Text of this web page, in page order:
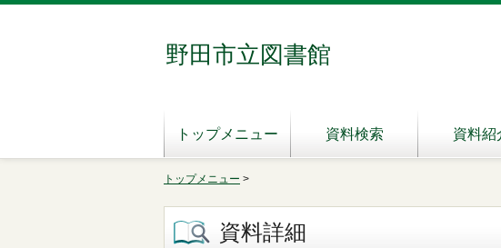
野田市立図書館
トップメニュー 資料検索 資料紹
トップメニュー >
資料詳細